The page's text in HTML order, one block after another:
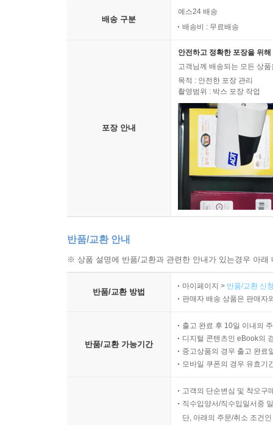
뉴스통신의 힘, 콘텐츠
휴전 조인식 남북대표 악수 오보
뉴스통신 덕 안 본 기자 있나
이젠 양보다 질로 승부
아바스 계승자 AFP
배송 구분
예스24 배송
배송비 : 무료배송
포장 안내
안전하고 정확한 포장을 위
고객님께 배송되는 모든 상
목적 : 안전한 포장 관리
촬영범위 : 박스 포장 작업
반품/교환 안내
※ 상품 설명에 반품/교환과 관련한 안내가 있는경우 아
반품/교환 방법
마이페이지 > 반품/교환 신
판매자 배송 상품은 판매자
반품/교환 가능기간
출고 완료 후 10일 이내의
디지털 콘텐츠인 eBook의
중고상품의 경우 출고 완료
모바일 쿠폰의 경우 유효기
고객의 단순변심 및 착오구
직수입양서/직수입일서중
단, 아래의 주문/취소 조건